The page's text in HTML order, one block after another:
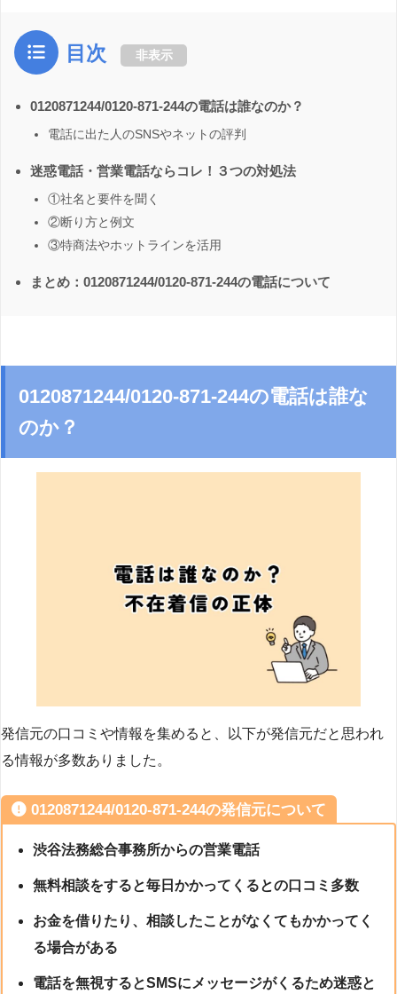
目次 非表示
0120871244/0120-871-244の電話は誰なのか？
電話に出た人のSNSやネットの評判
迷惑電話・営業電話ならコレ！３つの対処法
①社名と要件を聞く
②断り方と例文
③特商法やホットラインを活用
まとめ：0120871244/0120-871-244の電話について
0120871244/0120-871-244の電話は誰な
のか？
発信元の口コミや情報を集めると、以下が発信元だと思われ
る情報が多数ありました。
0120871244/0120-871-244の発信元について
渋谷法務総合事務所からの営業電話
無料相談をすると毎日かかってくるとの口コミ多数
お金を借りたり、相談したことがなくてもかかってく
る場合がある
電話を無視するとSMSにメッセージがくるため迷惑と